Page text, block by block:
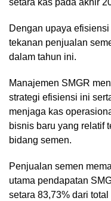
setara kas pada akhir
Dengan upaya
tekanan penjualan
dalam tahun ini.
Manajemen SMGR
strategi efisiensi ini
menjaga kas
bisnis baru yang relatif
bidang semen.
Penjualan semen
utama pendapatan
setara 83,73% dari